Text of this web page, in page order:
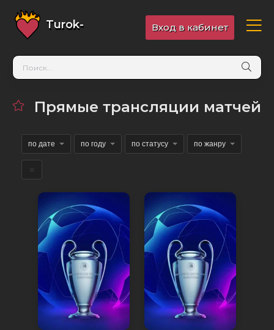
Turok- Вход в кабинет
Прямые трансляции матчей
по дате по году по статусу по жанру